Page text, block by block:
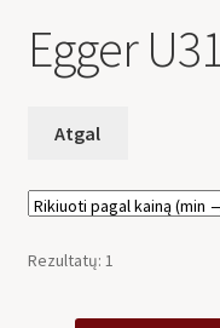
Apie mus
Profilis
Egger
Rezultatų: 1